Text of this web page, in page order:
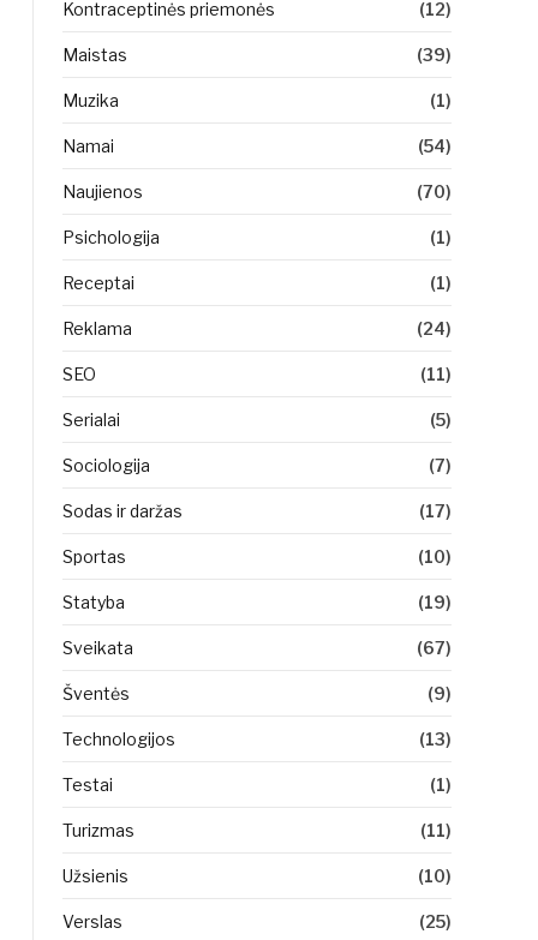
Kontraceptinės priemonės (12)
Maistas (39)
Muzika (1)
Namai (54)
Naujienos (70)
Psichologija (1)
Receptai (1)
Reklama (24)
SEO (11)
Serialai (5)
Sociologija (7)
Sodas ir daržas (17)
Sportas (10)
Statyba (19)
Sveikata (67)
Šventės (9)
Technologijos (13)
Testai (1)
Turizmas (11)
Užsienis (10)
Verslas (25)